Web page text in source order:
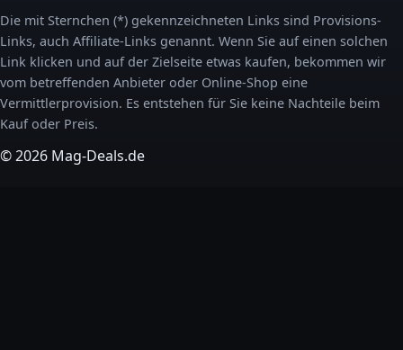
Die mit Sternchen (*) gekennzeichneten Links sind Provisions-
Links, auch Affiliate-Links genannt. Wenn Sie auf einen solchen
Link klicken und auf der Zielseite etwas kaufen, bekommen wir
vom betreffenden Anbieter oder Online-Shop eine
Vermittlerprovision. Es entstehen für Sie keine Nachteile beim
Kauf oder Preis.
© 2026 Mag-Deals.de